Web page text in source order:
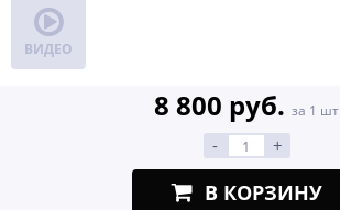
ВИДЕО
8 800 руб. за 1 шт
- +
В КОРЗИНУ